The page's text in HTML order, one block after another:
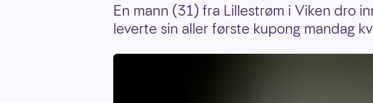
En mann (31) fra Lillestrøm i Viken dro
leverte sin aller første kupong mandag